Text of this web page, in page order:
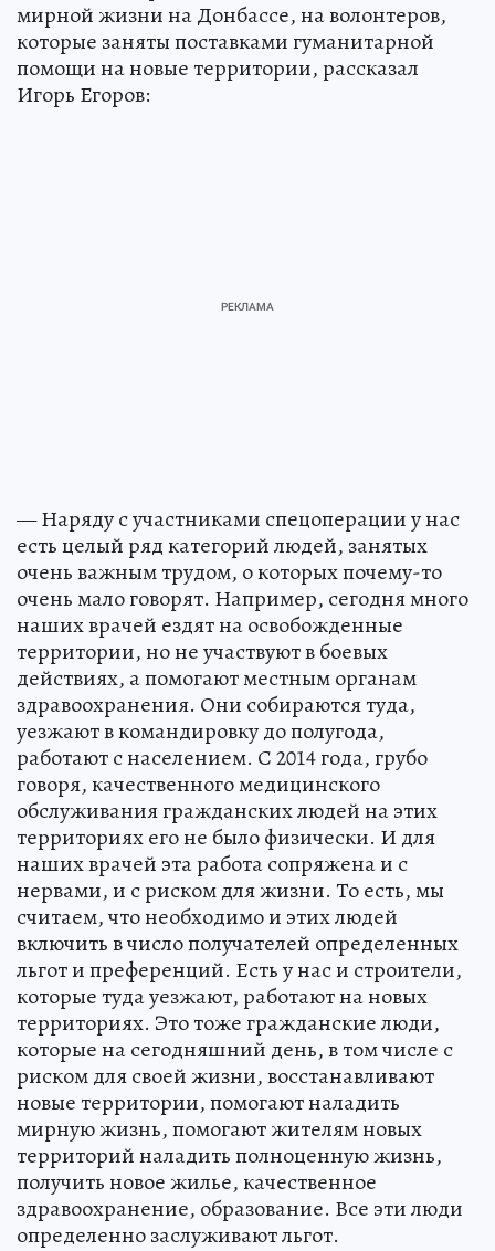
мирной жизни на Донбассе, на волонтеров,
которые заняты поставками гуманитарной
помощи на новые территории, рассказал
Игорь Егоров:
— Наряду с участниками спецоперации у нас
есть целый ряд категорий людей, занятых
очень важным трудом, о которых почему-то
очень мало говорят. Например, сегодня много
наших врачей ездят на освобожденные
территории, но не участвуют в боевых
действиях, а помогают местным органам
здравоохранения. Они собираются туда,
уезжают в командировку до полугода,
работают с населением. С 2014 года, грубо
говоря, качественного медицинского
обслуживания гражданских людей на этих
территориях его не было физически. И для
наших врачей эта работа сопряжена и с
нервами, и с риском для жизни. То есть, мы
считаем, что необходимо и этих людей
включить в число получателей определенных
льгот и преференций. Есть у нас и строители,
которые туда уезжают, работают на новых
территориях. Это тоже гражданские люди,
которые на сегодняшний день, в том числе с
риском для своей жизни, восстанавливают
новые территории, помогают наладить
мирную жизнь, помогают жителям новых
территорий наладить полноценную жизнь,
получить новое жилье, качественное
здравоохранение, образование. Все эти люди
определенно заслуживают льгот.